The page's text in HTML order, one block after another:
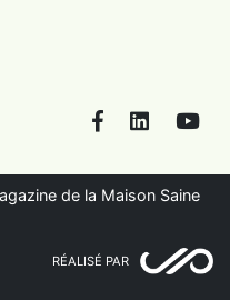
FacebookLinkedIn
de la Maison Saine
RÉALISÉ PAR